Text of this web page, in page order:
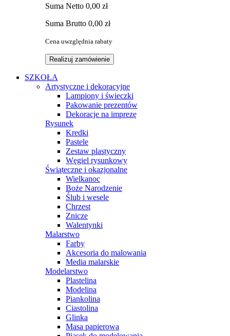
Suma Netto 0,00 zł
Suma Brutto 0,00 zł
Cena uwzględnia rabaty
Realizuj zamówienie
SZKOŁA
Artystyczne i dekoracyjne
Lampiony i świeczki
Pakowanie prezentów
Dekoracje na imprezę
Rysunek
Kredki
Pastele
Zestaw plastyczny
Węgiel rysunkowy
Świąteczne i okazjonalne
Wielkanoc
Boże Narodzenie
Ślub i wesele
Chrzest
Znicze
Walentynki
Malarstwo
Farby
Akcesoria do malowania
Media malarskie
Modelarstwo
Plastelina
Modelina
Piankolina
Ciastolina
Glinka
Masa papierowa